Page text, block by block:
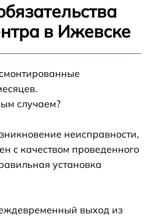
в Ижевске
случаем?
неисправности,
с качеством проведенного
установка
выход из